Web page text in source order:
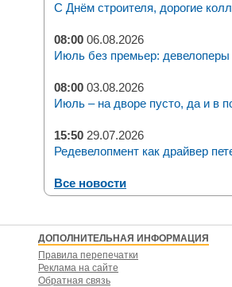
С Днём строителя, дорогие
08:00 06.08.2026
Июль без премьер: девелоперы
08:00 03.08.2026
Июль – на дворе пусто, да и в
15:50 29.07.2026
Редевелопмент как драйвер
Все новости
ДОПОЛНИТЕЛЬНАЯ ИНФОРМАЦИЯ
Правила перепечатки
Реклама на сайте
Обратная связь